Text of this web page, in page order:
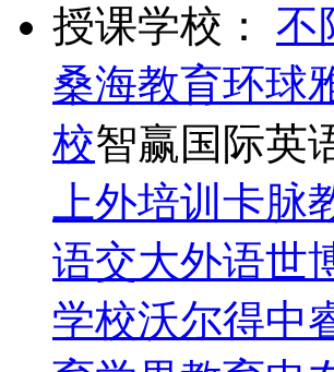
授课学校：
不
桑海教育环球
校智赢国际英
上外培训 卡脉
语交大外语世
学校沃尔得中